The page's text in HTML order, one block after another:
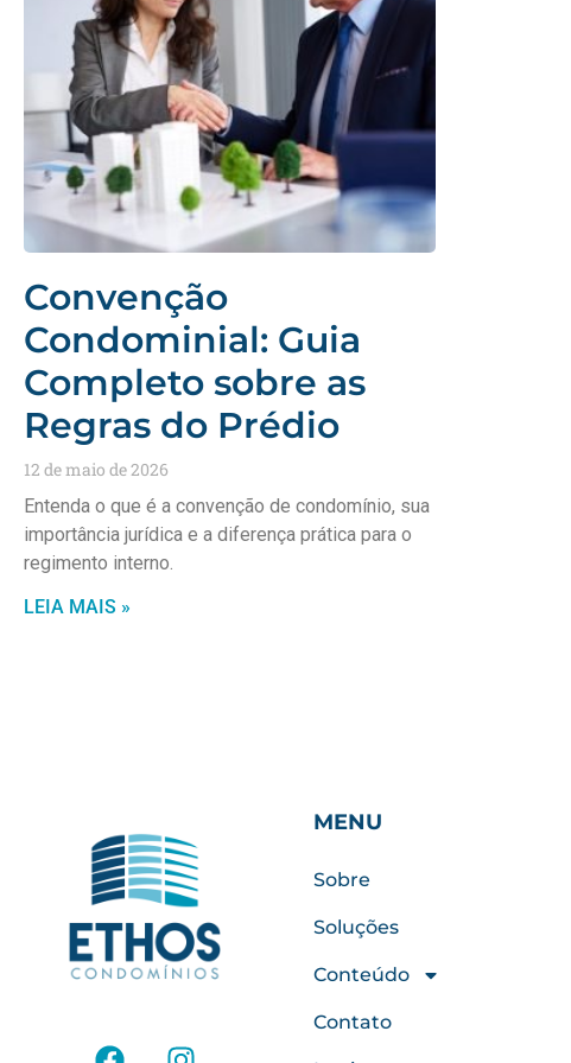
Convenção
Condominial: Guia
Completo sobre as
Regras do Prédio
12 de maio de 2026
Entenda o que é a convenção de condomínio, sua
importância jurídica e a diferença prática para o
regimento interno.
LEIA MAIS »
MENU
Sobre
Soluções
Conteúdo
Contato